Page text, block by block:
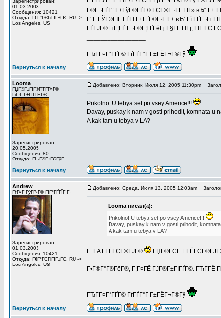
Зарегистрирован:
01.03.2003
Сообщения: 10421
Откуда: Г€Г°ГЄГіГІГ±ГЄ, RU ->
Los Angeles, US
Г®Г¬ГҐГ° Г±ГўГ®ГҐГ© ГЄГ®Г¬Г­Г ГІГ» вЂ“ Г±
Г°Г ГЎГ®ГІГ ГҐГІ Г±ГҐГ©Г·Г Г± вЂ“ Гї ГҐГ¬Гі
ГҐГЈГ® ГіГ¦ГҐ Г¬Г®Г¦ГҐГёГј Г§Г­Г ГІГј, ГІГ
ГЂГ­Г¤Г°ГҐГ© ГѓГҐГ°Г Г±ГЁГ¬Г®Гў
Вернуться к началу
Looma
ГЏГ®Г±ГІГ®ГїГ­Г­Г»Г©
ГіГ·Г Г±ГІГ­ГЁГЄ
Зарегистрирован:
20.05.2005
Сообщения: 80
Откуда: ГЊГ®Г±ГЄГўГ
Добавлено: Вторник, Июля 12, 2005 11:30pm
Prikolno! U tebya set po vsey Americe!!!
Davay, puskay k nam v gosti prihodit, komnata u
A kak tam u tebya v LA?
Вернуться к началу
Andrew
ГѓГ«Г ГўГ­Г»Г© ГІГ°ГҐГЇГ Г·
Зарегистрирован:
01.03.2003
Сообщения: 10421
Откуда: Г€Г°ГЄГіГІГ±ГЄ, RU ->
Los Angeles, US
Добавлено: Среда, Июля 13, 2005 12:03am
Looma писал(а):
Prikolno! U tebya set po vsey Americe!!!
Davay, puskay k nam v gosti prihodit,
A kak tam u tebya v LA?
Г‚ LA Г­ГЁГЄГ®ГЈГ® ГЏГ®ГЄГ Г­ГЁГЄГ®ГЈГ®
Г•Г®Г°Г®ГёГ®, Г¦Г¤ГЁ ГЈГ®Г±ГІГҐГ©. ГЋГ­ГЁ
ГЂГ­Г¤Г°ГҐГ© ГѓГҐГ°Г Г±ГЁГ¬Г®Гў
Вернуться к началу